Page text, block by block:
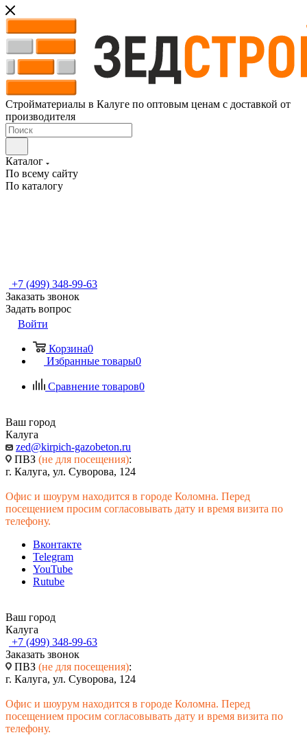
Стройматериалы в Калуге по оптовым ценам с доставкой от
производителя
Каталог
По всему сайту
По каталогу
+7 (499) 348-99-63
Заказать звонок
Задать вопрос
Войти
Корзина0
Избранные товары0
Сравнение товаров0
Ваш город
Калуга
zed@kirpich-gazobeton.ru
ПВЗ (не для посещения):
г. Калуга, ул. Суворова, 124
Офис и шоурум находится в городе Коломна. Перед
посещением просим согласовывать дату и время визита по
телефону.
Вконтакте
Telegram
YouTube
Rutube
Ваш город
Калуга
+7 (499) 348-99-63
Заказать звонок
ПВЗ (не для посещения):
г. Калуга, ул. Суворова, 124
Офис и шоурум находится в городе Коломна. Перед
посещением просим согласовывать дату и время визита по
телефону.